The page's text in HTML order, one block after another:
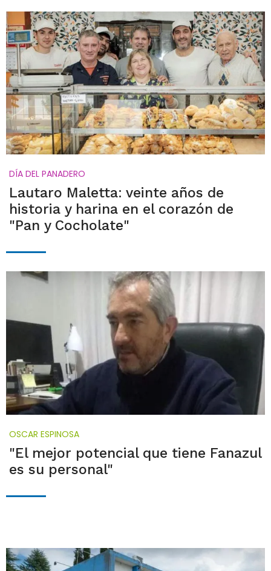
DÍA DEL PANADERO
Lautaro Maletta: veinte años de
historia y harina en el corazón de
"Pan y Cocholate"
OSCAR ESPINOSA
"El mejor potencial que tiene Fanazul
es su personal"